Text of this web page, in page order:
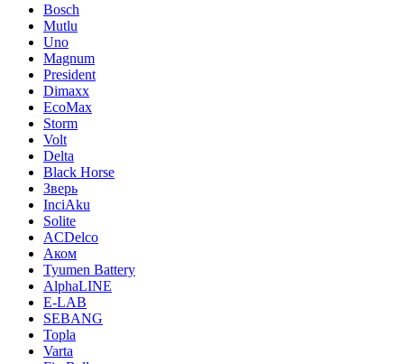
Bosch
Mutlu
Uno
Magnum
President
Dimaxx
EcoMax
Storm
Volt
Delta
Black Horse
Зверь
InciAku
Solite
ACDelco
Аком
Tyumen Battery
AlphaLINE
E-LAB
SEBANG
Topla
Varta